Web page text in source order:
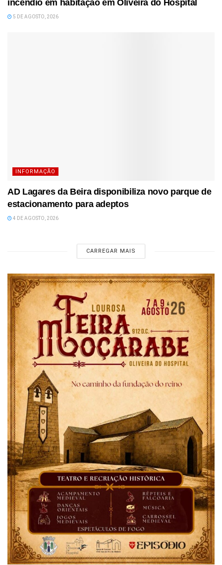
incêndio em habitação em Oliveira do Hospital
5 DE AGOSTO, 2026
INFORMAÇÃO
AD Lagares da Beira disponibiliza novo parque de
estacionamento para adeptos
4 DE AGOSTO, 2026
CARREGAR MAIS